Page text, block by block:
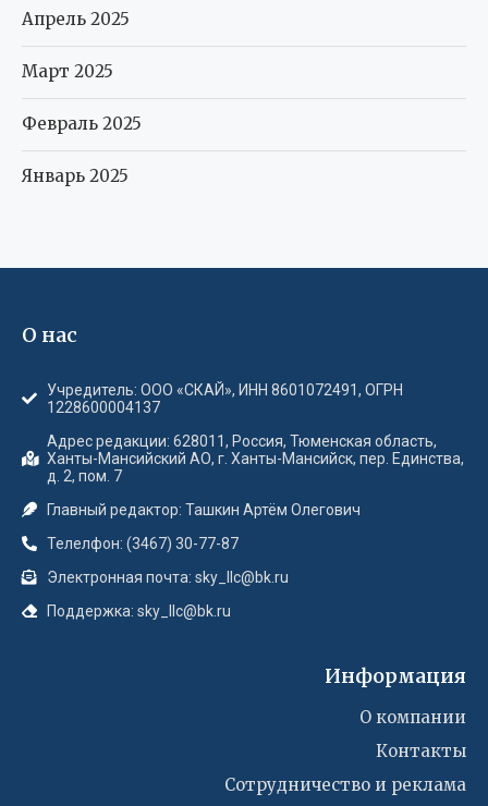
Апрель 2025
Март 2025
Февраль 2025
Январь 2025
О нас
Учредитель: ООО «СКАЙ», ИНН 8601072491, ОГРН
1228600004137
Адрес редакции: 628011, Россия, Тюменская область,
Ханты-Мансийский АО, г. Ханты-Мансийск, пер. Единства,
д. 2, пом. 7
Главный редактор: Ташкин Артём Олегович
Телелфон: (3467) 30-77-87
Электронная почта: sky_llc@bk.ru
Поддержка: sky_llc@bk.ru
Информация
О компании
Контакты
Сотрудничество и реклама